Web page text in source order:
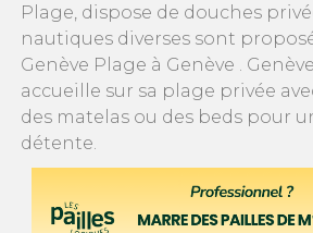
Plage, dispose de douches
nautiques diverses sont
Genève Plage à Genève .
accueille sur sa plage privée
des matelas ou des beds pour
détente.